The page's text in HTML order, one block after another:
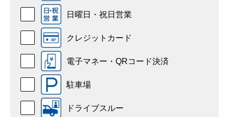
日曜日・祝日営業
クレジットカード
電子マネー・QRコード決済
駐車場
ドライブスルー